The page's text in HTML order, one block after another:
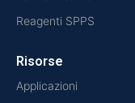
Reagenti SPPS
Risorse
Applicazioni